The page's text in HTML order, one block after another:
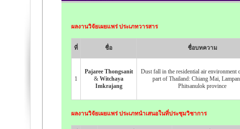
ผลงานวิจัยเผยแพร่ ประเภทวารสาร
ที่ ชื่อ ชื่อบทความ
1
Pajaree Thongsanit
& Witchaya
Imkrajang
Dust fall in the residential air environment
part of Thailand: Chiang Mai,
Phitsanulok province
ผลงานวิจัยเผยแพร่ ประเภทนำเสนอในที่ประชุมวิชาการ